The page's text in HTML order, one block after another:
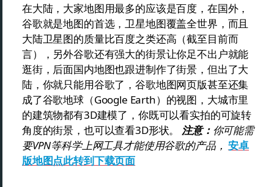
在大陆，大家地图用最多的应该是百度，在国外，
谷歌就是地图的首选，卫星地图覆盖全世界，而且
大陆卫星图的质量比百度之类还高（截至目前而
言），另外谷歌还有强大的街景让你足不出户就能
逛街，后面国内地图也跟进制作了街景，但出了大
陆，你就只能用谷歌了，谷歌地图网页版甚至还集
成了谷歌地球（Google Earth）的视图，大城市里
的建筑物都有3D建模了，你既可以看实拍的可旋转
角度的街景，也可以查看3D形状。 注意： 你可能需
要VPN等科学上网工具才能使用谷歌的产品， 安卓
版地图点此转到下载页面